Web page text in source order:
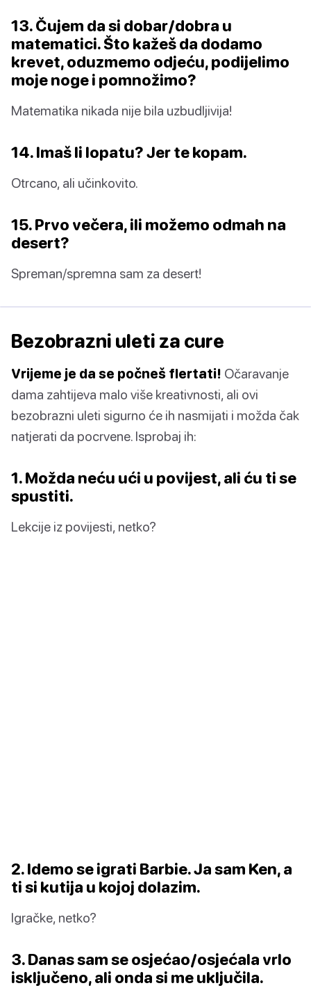
13. Čujem da si dobar/dobra u
matematici. Što kažeš da dodamo
krevet, oduzmemo odjeću, podijelimo
moje noge i pomnožimo?
Matematika nikada nije bila uzbudljivija!
14. Imaš li lopatu? Jer te kopam.
Otrcano, ali učinkovito.
15. Prvo večera, ili možemo odmah na
desert?
Spreman/spremna sam za desert!
Bezobrazni uleti za cure
Vrijeme je da se počneš flertati! Očaravanje
dama zahtijeva malo više kreativnosti, ali ovi
bezobrazni uleti sigurno će ih nasmijati i možda čak
natjerati da pocrvene. Isprobaj ih:
1. Možda neću ući u povijest, ali ću ti se
spustiti.
Lekcije iz povijesti, netko?
2. Idemo se igrati Barbie. Ja sam Ken, a
ti si kutija u kojoj dolazim.
Igračke, netko?
3. Danas sam se osjećao/osjećala vrlo
isključeno, ali onda si me uključila.